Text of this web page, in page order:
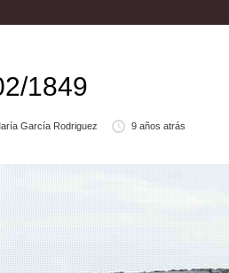
1849
García Rodriguez 9 años atrás